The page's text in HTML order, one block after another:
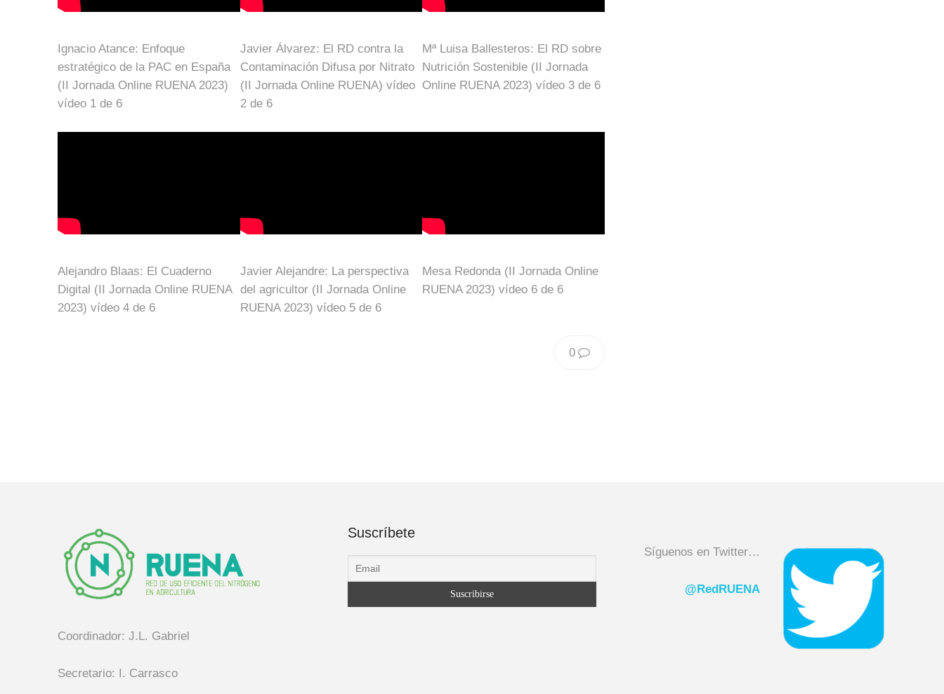
Ignacio Atance: Enfoque
estratégico de la PAC en España
(II Jornada Online RUENA 2023)
vídeo 1 de 6
Javier Álvarez: El RD contra la
Contaminación Difusa por Nitrato
(II Jornada Online RUENA) vídeo
2 de 6
Mª Luisa Ballesteros: El RD sobre
Nutrición Sostenible (II Jornada
Online RUENA 2023) vídeo 3 de 6
Alejandro Blaas: El Cuaderno
Digital (II Jornada Online RUENA
2023) vídeo 4 de 6
Javier Alejandre: La perspectiva
del agricultor (II Jornada Online
RUENA 2023) vídeo 5 de 6
Mesa Redonda (II Jornada Online
RUENA 2023) vídeo 6 de 6
0
Coordinador: J.L. Gabriel
Secretario: I. Carrasco
Suscríbete
Síguenos en Twitter…
@RedRUENA